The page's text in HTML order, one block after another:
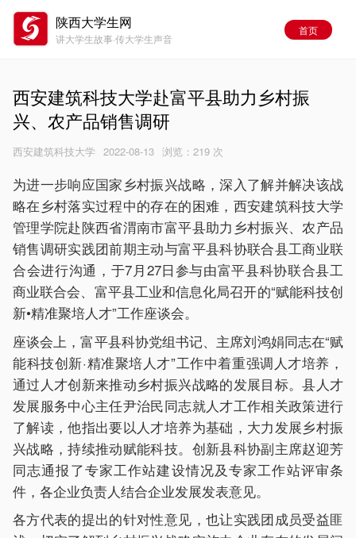
陕西大学生网
讲大学生故事·传大学生声音
首页
西安建筑科技大学赴富平县助力乡村振
兴、农产品销售调研
西安建筑科技大学 2022-08-13 浏览： 219 次
为进一步响应国家乡村振兴战略，深入了解并解决该战
略在乡村落实过程中的存在的困难，西安建筑科技大学
管理学院赴陕西省渭南市富平县助力乡村振兴、农产品
销售调研实践团前期主动与富平县科协联合县工商业联
合会进行沟通，于7月27日参与由富平县科协联合县工
商业联合会、富平县工业和信息化局召开的“赋能科技创
新•精准聚培人才”工作座谈会。
座谈会上，富平县科协党组书记、主席刘鸿娟同志在“赋
能科技创新·精准聚培人才”工作中着重强调人才培养，
通过人才创新来推动乡村振兴战略的发展目标。县人才
发展服务中心主任尹治民同志就人才工作相关政策进行
了解读，他指出要以人才培养为基础，大力发展乡村振
兴战略，持续推动赋能科技。创新县科协副主席赵迎芳
同志通报了专家工作站建设情况及专家工作站评审条
件，各企业负责人结合企业发展发表意见。
各方代表的提出的针对性意见，也让实践团成员受益匪